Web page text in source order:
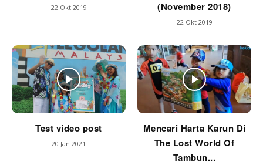
22 Okt 2019
(November 2018)
22 Okt 2019
Test video post
20 Jan 2021
Mencari Harta Karun Di
The Lost World Of
Tambun...